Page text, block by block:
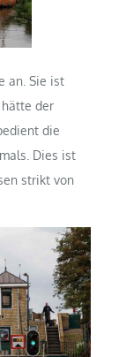
an. Sie ist
der
die
Dies ist
strikt von